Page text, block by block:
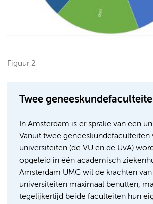
Figuur 2
Twee
In Amsterdam is er sprake van een
Vanuit twee geneeskundefaculteiten
universiteiten (de VU en de UvA)
opgeleid in één academisch
Amsterdam UMC wil de krachten
universiteiten maximaal benutten,
tegelijkertijd beide faculteiten hun